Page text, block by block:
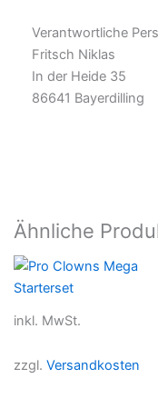
Verantwortliche
Fritsch Niklas
In der Heide 35
86641 Bayerdilling
Ähnliche
inkl. MwSt.
zzgl. Versandkosten